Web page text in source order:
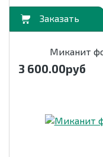
Миканит
3 600.00руб